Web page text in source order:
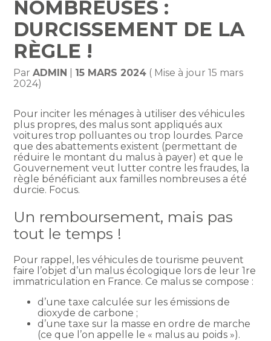
NOMBREUSES :
DURCISSEMENT DE LA
RÈGLE !
ParADMIN 15 MARS 2024 ( Mise à jour 15 mars
2024)
Pour inciter les ménages à utiliser des véhicules
plus propres, des malus sont appliqués aux
voitures trop polluantes ou trop lourdes. Parce
que des abattements existent (permettant de
réduire le montant du malus à payer) et que le
Gouvernement veut lutter contre les fraudes, la
règle bénéficiant aux familles nombreuses a été
durcie. Focus.
Un remboursement, mais pas
tout le temps !
Pour rappel, les véhicules de tourisme peuvent
faire l’objet d’un malus écologique lors de leur 1re
immatriculation en France. Ce malus se compose :
d’une taxe calculée sur les émissions de
dioxyde de carbone ;
d’une taxe sur la masse en ordre de marche
(ce que l’on appelle le « malus au poids »).